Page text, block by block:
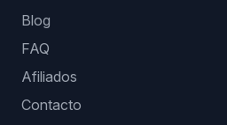
Blog
FAQ
Afiliados
Contacto